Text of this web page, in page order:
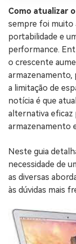
Como atualizar
sempre foi muito
portabilidade e
performance.
o crescente
armazenamento,
a limitação de
notícia é que
alternativa eficaz
armazenamento
Neste guia
necessidade de
as diversas
às dúvidas mais